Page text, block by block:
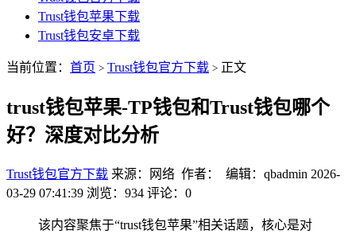
Trust钱包苹果下载
Trust钱包安卓下载
当前位置： 首页 > Trust钱包官方下载 > 正文
trust钱包苹果-TP钱包和Trust钱包哪个
好？深度对比分析
Trust钱包官方下载 来源：网络 作者： 编辑：qbadmin 2026-
03-29 07:41:39 浏览：934 评论：0
该内容聚焦于“trust钱包苹果”相关话题，核心是对